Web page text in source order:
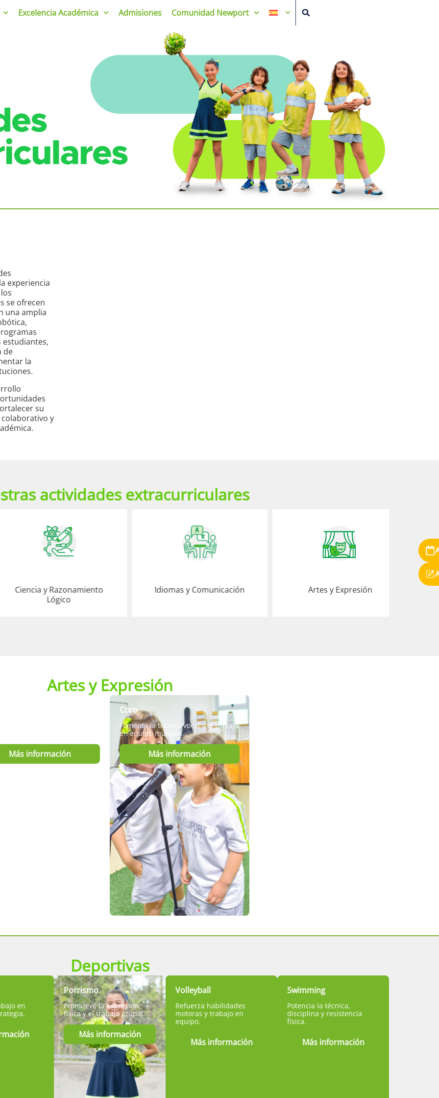
Excelencia Académica Admisiones Comunidad Newport
experiencia
se ofrecen
una amplia
estudiantes,
de
la
su
y
actividades extracurriculares
Ciencia y Razonamiento
Lógico
Idiomas y Comunicación Artes y Expresión
Artes y Expresión
Más información
Coro
Fomenta la técnica vocal y el trabajo
en equipo musical.
Más información
Deportivas
en
Porrismo
Promueve la expresión
física y el trabajo grupal.
Más información
Volleyball
Refuerza habilidades
motoras y trabajo en
equipo.
Más información
Swimming
Potencia la técnica,
disciplina y resistencia
física.
Más información